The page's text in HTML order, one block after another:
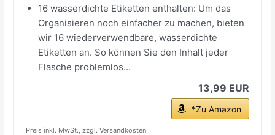
16 wasserdichte Etiketten enthalten: Um das
Organisieren noch einfacher zu machen, bieten
wir 16 wiederverwendbare, wasserdichte
Etiketten an. So können Sie den Inhalt jeder
Flasche problemlos...
13,99 EUR
*Zu Amazon
Preis inkl. MwSt., zzgl. Versandkosten